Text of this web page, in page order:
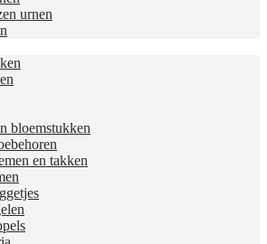
urnen
bloemstukken
en takken